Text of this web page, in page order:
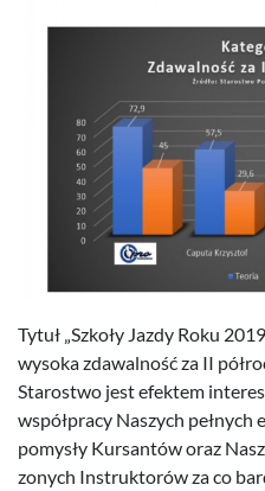
Tytuł „Szkoły Jazdy Roku 2019
wysoka zdawal­ność za II
Starostwo jest efek­tem
współpracy Naszych pełnych
pomysły Kur­san­tów oraz
zonych Instruk­torów za co